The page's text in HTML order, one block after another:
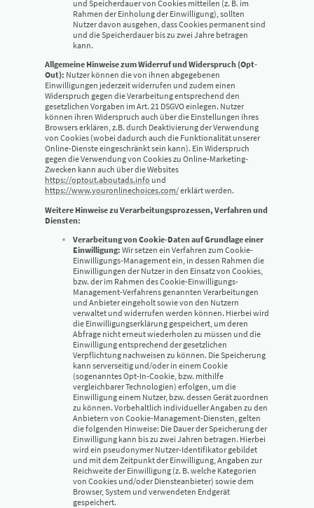
und Speicherdauer von Cookies mitteilen (z. B. im
Rahmen der Einholung der Einwilligung), sollten
Nutzer davon ausgehen, dass Cookies permanent sind
und die Speicherdauer bis zu zwei Jahre betragen
kann.
Allgemeine Hinweise zum Widerruf und Widerspruch (Opt-
Out): Nutzer können die von ihnen abgegebenen
Einwilligungen jederzeit widerrufen und zudem einen
Widerspruch gegen die Verarbeitung entsprechend den
gesetzlichen Vorgaben im Art. 21 DSGVO einlegen. Nutzer
können ihren Widerspruch auch über die Einstellungen ihres
Browsers erklären, z.B. durch Deaktivierung der Verwendung
von Cookies (wobei dadurch auch die Funktionalität unserer
Online-Dienste eingeschränkt sein kann). Ein Widerspruch
gegen die Verwendung von Cookies zu Online-Marketing-
Zwecken kann auch über die Websites
https://optout.aboutads.info und
https://www.youronlinechoices.com/erklärt werden.
Weitere Hinweise zu Verarbeitungsprozessen, Verfahren und
Diensten:
Verarbeitung von Cookie-Daten auf Grundlage einer
Einwilligung: Wir setzen ein Verfahren zum Cookie-
Einwilligungs-Management ein, in dessen Rahmen die
Einwilligungen der Nutzer in den Einsatz von Cookies,
bzw. der im Rahmen des Cookie-Einwilligungs-
Management-Verfahrens genannten Verarbeitungen
und Anbieter eingeholt sowie von den Nutzern
verwaltet und widerrufen werden können. Hierbei wird
die Einwilligungserklärung gespeichert, um deren
Abfrage nicht erneut wiederholen zu müssen und die
Einwilligung entsprechend der gesetzlichen
Verpflichtung nachweisen zu können. Die Speicherung
kann serverseitig und/oder in einem Cookie
(sogenanntes Opt-In-Cookie, bzw. mithilfe
vergleichbarer Technologien) erfolgen, um die
Einwilligung einem Nutzer, bzw. dessen Gerät zuordnen
zu können. Vorbehaltlich individueller Angaben zu den
Anbietern von Cookie-Management-Diensten, gelten
die folgenden Hinweise: Die Dauer der Speicherung der
Einwilligung kann bis zu zwei Jahren betragen. Hierbei
wird ein pseudonymer Nutzer-Identifikator gebildet
und mit dem Zeitpunkt der Einwilligung, Angaben zur
Reichweite der Einwilligung (z. B. welche Kategorien
von Cookies und/oder Diensteanbieter) sowie dem
Browser, System und verwendeten Endgerät
gespeichert.